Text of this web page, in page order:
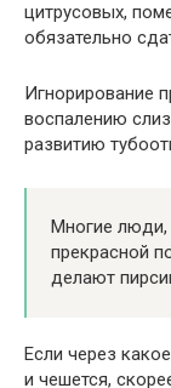
цитрусовых,
обязательно
Игнорирование
воспалению
развитию
Многие люди,
прекрасной
делают
Если через
и чешется,